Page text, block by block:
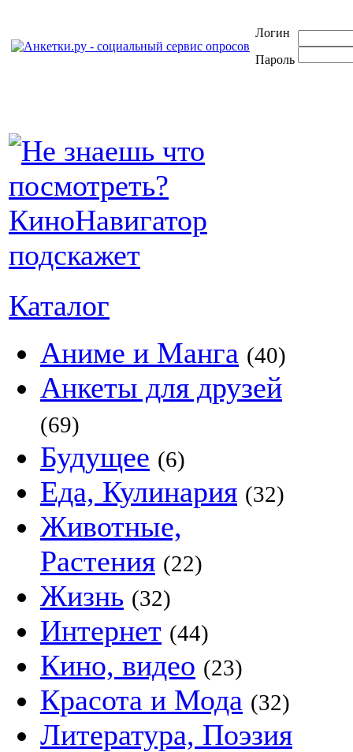
Логин
Пароль
Каталог
Аниме и Манга (40)
Анкеты для друзей
(69)
Будущее (6)
Еда, Кулинария (32)
Животные,
Растения (22)
Жизнь (32)
Интернет (44)
Кино, видео (23)
Красота и Мода (32)
Литература, Поэзия